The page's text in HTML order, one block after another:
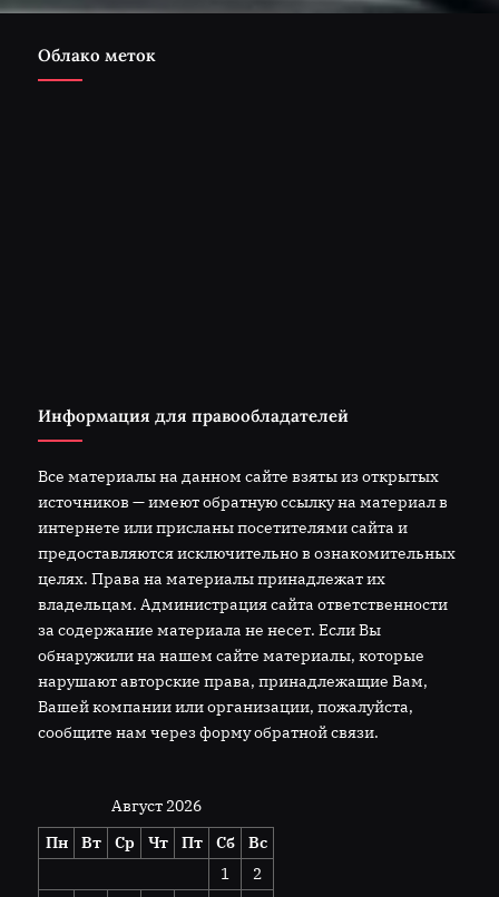
Облако меток
Информация для правообладателей
Все материалы на данном сайте взяты из открытых
источников — имеют обратную ссылку на материал в
интернете или присланы посетителями сайта и
предоставляются исключительно в ознакомительных
целях. Права на материалы принадлежат их
владельцам. Администрация сайта ответственности
за содержание материала не несет. Если Вы
обнаружили на нашем сайте материалы, которые
нарушают авторские права, принадлежащие Вам,
Вашей компании или организации, пожалуйста,
сообщите нам через форму обратной связи.
Август 2026
Пн
Вт Ср Чт Пт Сб
Вс
1
2